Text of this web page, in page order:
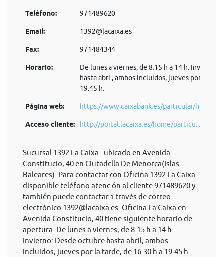
Teléfono: 971489620
Email: 1392@lacaixa.es
Fax: 971484344
Horario:
De lunes a viernes, de 8.15 h a 14 h. Invierno:
hasta abril, ambos incluidos, jueves por la
19.45 h.
Página web: https://www.caixabank.es/particular/home/
Acceso cliente: http://portal.lacaixa.es/home/particu...
Sucursal 1392 La Caixa - ubicado en Avenida
Constitucio, 40 en Ciutadella De Menorca(Islas
Baleares). Para contactar con Oficina 1392 La Caixa
disponible teléfono atención al cliente 971489620 y
también puede contactar a través de correo
electrónico 1392@lacaixa.es . Oficina La Caixa en
Avenida Constitucio, 40 tiene siguiente horario de
apertura. De lunes a viernes, de 8.15 h a 14 h.
Invierno: Desde octubre hasta abril, ambos
incluidos, jueves por la tarde, de 16.30 h a 19.45 h.